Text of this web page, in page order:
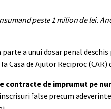
peste 1 milion de lei.
a unui dosar penal
de Ajutor Reciproc (CAR)
contracte de imprumut pe
false precum